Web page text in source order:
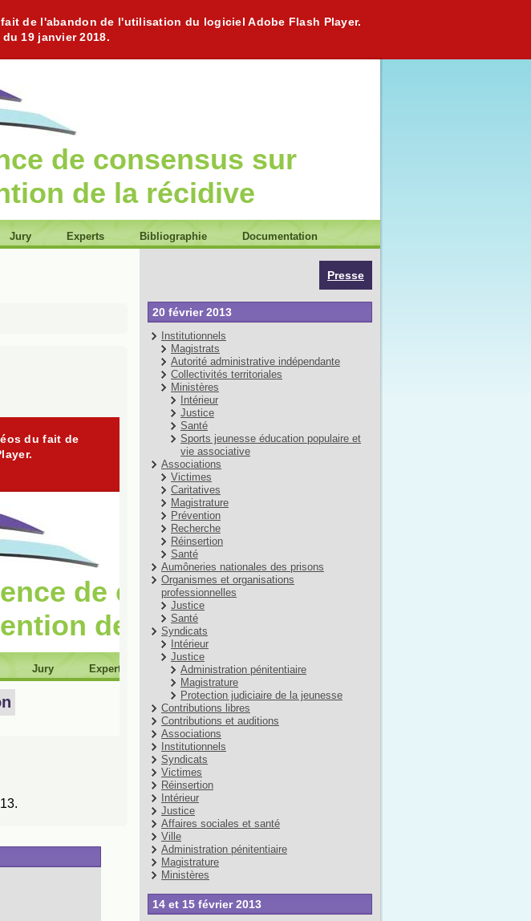
de l'abandon de l'utilisation du logiciel Adobe Flash Player.
19 janvier 2018.
de consensus sur
de la récidive
Jury Experts Bibliographie Documentation
Presse
20 février 2013
Institutionnels
Magistrats
Autorité administrative indépendante
Collectivités territoriales
Ministères
Intérieur
Justice
Santé
Sports jeunesse éducation populaire et
vie associative
Associations
Victimes
Caritatives
Magistrature
Prévention
Recherche
Réinsertion
Santé
Aumôneries nationales des prisons
Organismes et organisations
professionnelles
Justice
Santé
Syndicats
Intérieur
Justice
Administration pénitentiaire
Magistrature
Protection judiciaire de la jeunesse
Contributions libres
Contributions et auditions
Associations
Institutionnels
Syndicats
Victimes
Réinsertion
Intérieur
Justice
Affaires sociales et santé
Ville
Administration pénitentiaire
Magistrature
Ministères
14 et 15 février 2013